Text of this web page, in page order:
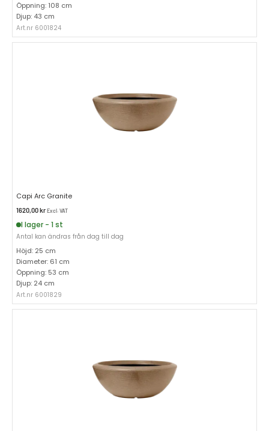
Öppning: 108 cm
Djup: 43 cm
Art.nr 6001824
Capi Arc Granite
1620,00krExcl. VAT
I lager - 1 st
Antal kan ändras från dag till dag
Höjd: 25 cm
Diameter: 61 cm
Öppning: 53 cm
Djup: 24 cm
Art.nr 6001829